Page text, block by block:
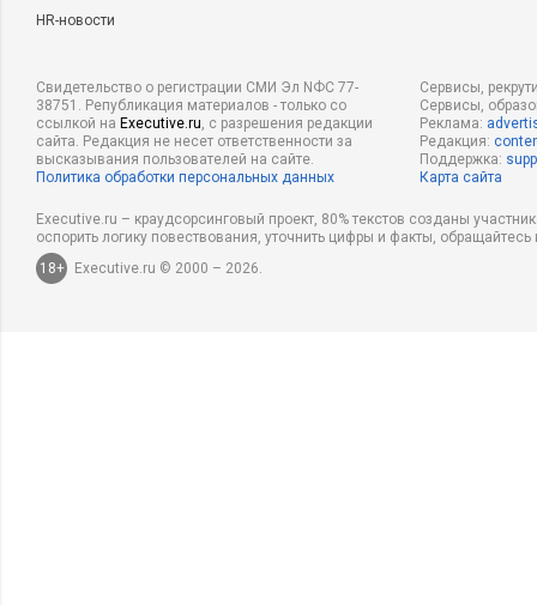
HR-новости
Свидетельство о регистрации СМИ Эл NФС 77-
38751. Републикация материалов - только со
ссылкой на Executive.ru, с разрешения редакции
сайта. Редакция не несет ответственности за
высказывания пользователей на сайте.
Политика обработки персональных данных
Сервисы,
Сервисы,
Реклама:
Редакция:
Поддержка:
Карта сайта
Executive.ru – краудсорсинговый проект, 80% текстов созданы
оспорить логику повествования, уточнить цифры и факты,
18+
Executive.ru © 2000 – 2026.